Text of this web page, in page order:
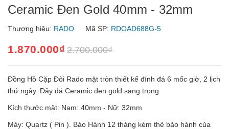
Ceramic Đen Gold 40mm - 32mm
Thương hiệu: RADO Mã SP: RDOAD688G-5
1.870.000₫ 2.700.000₫
Đồng Hồ Cặp Đôi Rado mặt tròn thiết kế đính đá 6 mốc giờ, 2 lịch
thứ ngày. Dây đá Ceramic đen gold sang trọng
Kích thước mặt: Nam: 40mm - Nữ: 32mm
Máy: Quartz ( Pin ). Bảo Hành 12 tháng kèm thẻ bảo hành của